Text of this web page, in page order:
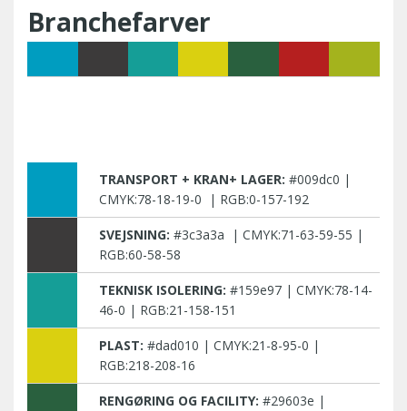
Branchefarver
TRANSPORT + KRAN+ LAGER: #009dc0 |
CMYK:78-18-19-0 | RGB:0-157-192
SVEJSNING: #3c3a3a | CMYK:71-63-59-55 |
RGB:60-58-58
TEKNISK ISOLERING: #159e97 | CMYK:78-14-
46-0 | RGB:21-158-151
PLAST: #dad010 | CMYK:21-8-95-0 |
RGB:218-208-16
RENGØRING OG FACILITY: #29603e |